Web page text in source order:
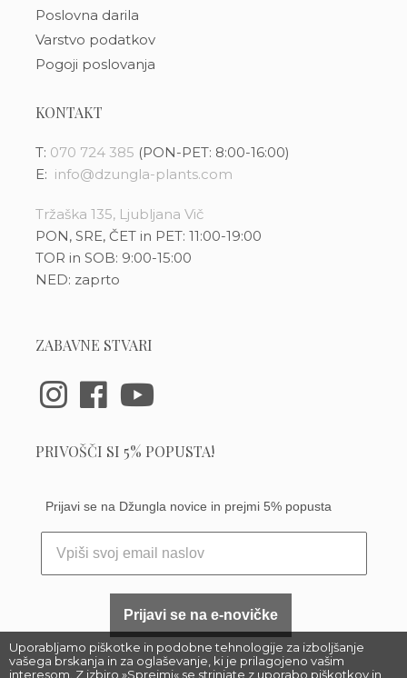
Uporabljamo piškotke in podobne tehnologije za izboljšanje
vašega brskanja in za oglaševanje, ki je prilagojeno vašim
interesom. Z izbiro »Sprejmi« se strinjate z uporabo piškotkov in
Poslovna darila
Varstvo podatkov
Pogoji poslovanja
KONTAKT
T: 070 724 385 (PON-PET: 8:00-16:00)
E: info@dzungla-plants.com
Tržaška 135, Ljubljana Vič
PON, SRE, ČET in PET: 11:00-19:00
TOR in SOB: 9:00-15:00
NED: zaprto
ZABAVNE STVARI
PRIVOŠČI SI 5% POPUSTA!
Prijavi se na Džungla novice in prejmi 5% popusta
Prijavi se na e-novičke